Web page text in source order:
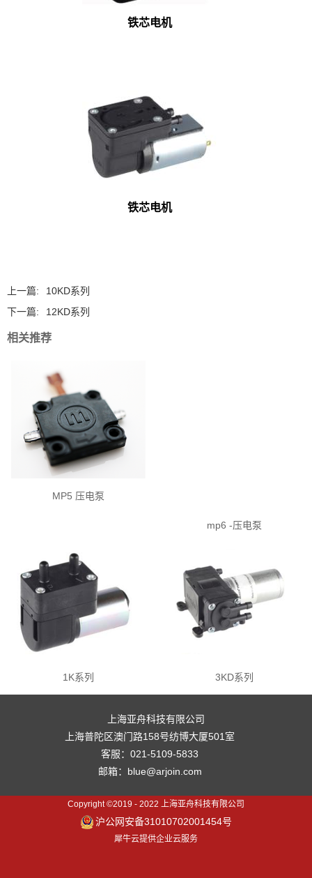
铁芯电机
铁芯电机
上一篇:
10KD系列
下一篇:
12KD系列
相关推荐
MP5 压电泵
1K系列
客服：021-5109-5833
邮箱：blue@arjoin.com
Copyright ©2019 - 2022 上海亚舟科技有限公司
犀牛云提供企业云服务